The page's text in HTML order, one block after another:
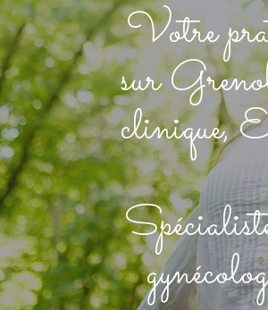
Votre
sur